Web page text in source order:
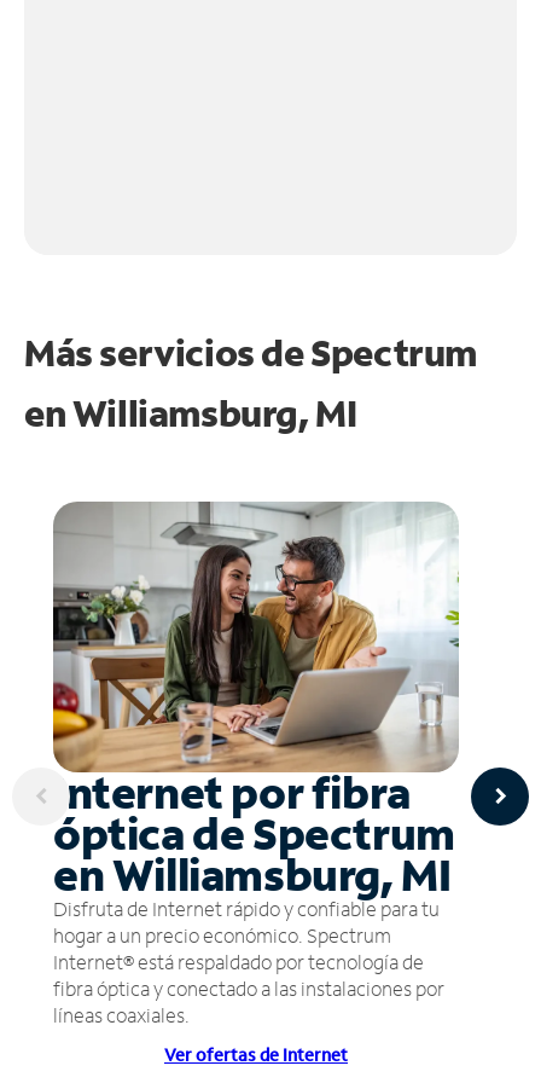
Más servicios de Spectrum
enWilliamsburg, MI
Internet por fibra
óptica de Spectrum
en Williamsburg, MI
Disfruta de Internet rápido y confiable para tu
hogar a un precio económico. Spectrum
Internet® está respaldado por tecnología de
fibra óptica y conectado a las instalaciones por
líneas coaxiales.
Ver ofertas de Internet